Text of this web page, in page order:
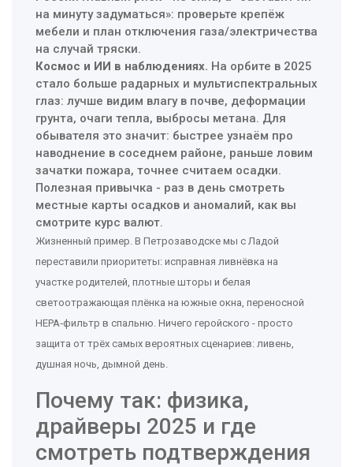
на минуту задуматься»: проверьте крепёж
мебели и план отключения газа/электричества
на случай тряски.
Космос и ИИ в наблюдениях. На орбите в 2025
стало больше радарных и мультиспектральных
глаз: лучше видим влагу в почве, деформации
грунта, очаги тепла, выбросы метана. Для
обывателя это значит: быстрее узнаём про
наводнение в соседнем районе, раньше ловим
зачатки пожара, точнее считаем осадки.
Полезная привычка - раз в день смотреть
местные карты осадков и аномалий, как вы
смотрите курс валют.
Жизненный пример. В Петрозаводске мы с Ладой
переставили приоритеты: исправная ливнёвка на
участке родителей, плотные шторы и белая
светоотражающая плёнка на южные окна, переносной
HEPA‑фильтр в спальню. Ничего геройского - просто
защита от трёх самых вероятных сценариев: ливень,
душная ночь, дымной день.
Почему так: физика,
драйверы 2025 и где
смотреть подтверждения